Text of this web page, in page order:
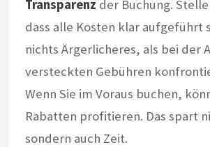
Transparenz der Buchung.
dass alle Kosten klar aufgeführt
nichts Ärgerlicheres, als bei der
versteckten Gebühren
Wenn Sie im Voraus buchen,
Rabatten profitieren. Das spart
sondern auch Zeit.